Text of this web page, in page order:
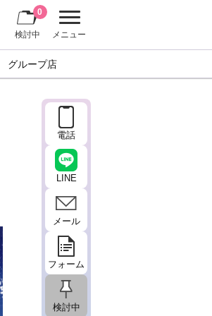
メニュー
検討中
0
グループ店
電話
LINE
メール
フォーム
検討中